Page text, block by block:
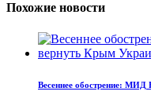
Похожие новости
Весеннее обострение: МИД